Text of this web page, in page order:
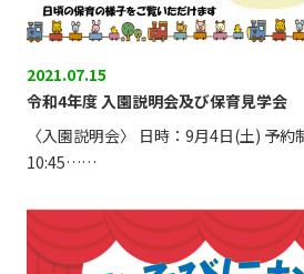
2021.07.15
令和4年度 入園説明会及び保育見学会
〈入園説明会〉 日時：9月4日(土) 予約
10:45……